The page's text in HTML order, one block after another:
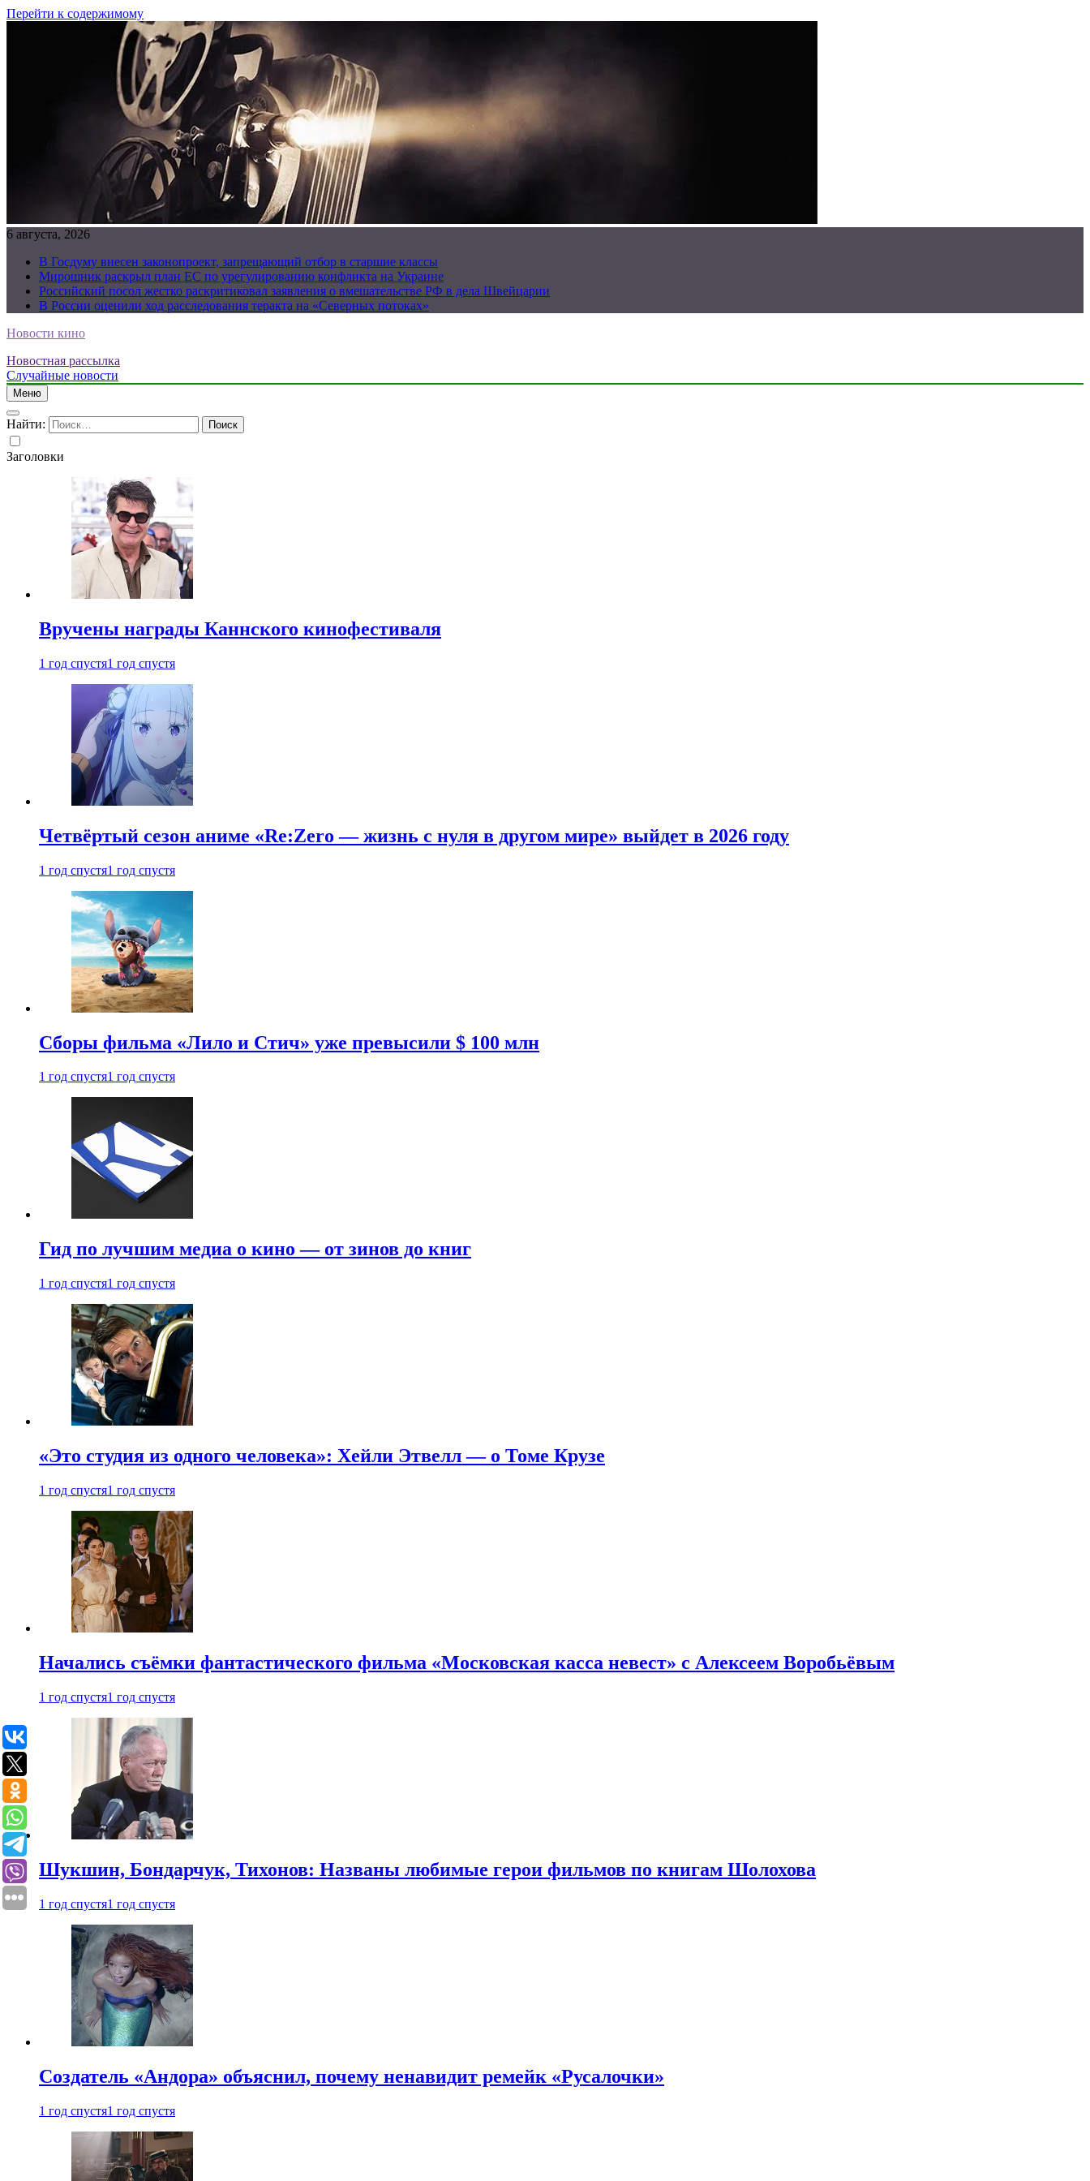
Перейти к содержимому
6 августа, 2026
В Госдуму внесен законопроект, запрещающий отбор в старшие классы
Мирошник раскрыл план ЕС по урегулированию конфликта на Украине
Российский посол жестко раскритиковал заявления о вмешательстве РФ в дела Швейцарии
В России оценили ход расследования теракта на «Северных потоках»
Новости кино
Новостная рассылка
Случайные новости
Меню
Найти:
Заголовки
Вручены награды Каннского кинофестиваля
1 год спустя1 год спустя
Четвёртый сезон аниме «Re:Zero — жизнь с нуля в другом мире» выйдет в 2026 году
1 год спустя1 год спустя
Сборы фильма «Лило и Стич» уже превысили $ 100 млн
1 год спустя1 год спустя
Гид по лучшим медиа о кино — от зинов до книг
1 год спустя1 год спустя
«Это студия из одного человека»: Хейли Этвелл — о Томе Крузе
1 год спустя1 год спустя
Начались съёмки фантастического фильма «Московская касса невест» с Алексеем Воробьёвым
1 год спустя1 год спустя
Шукшин, Бондарчук, Тихонов: Названы любимые герои фильмов по книгам Шолохова
1 год спустя1 год спустя
Создатель «Андора» объяснил, почему ненавидит ремейк «Русалочки»
1 год спустя1 год спустя